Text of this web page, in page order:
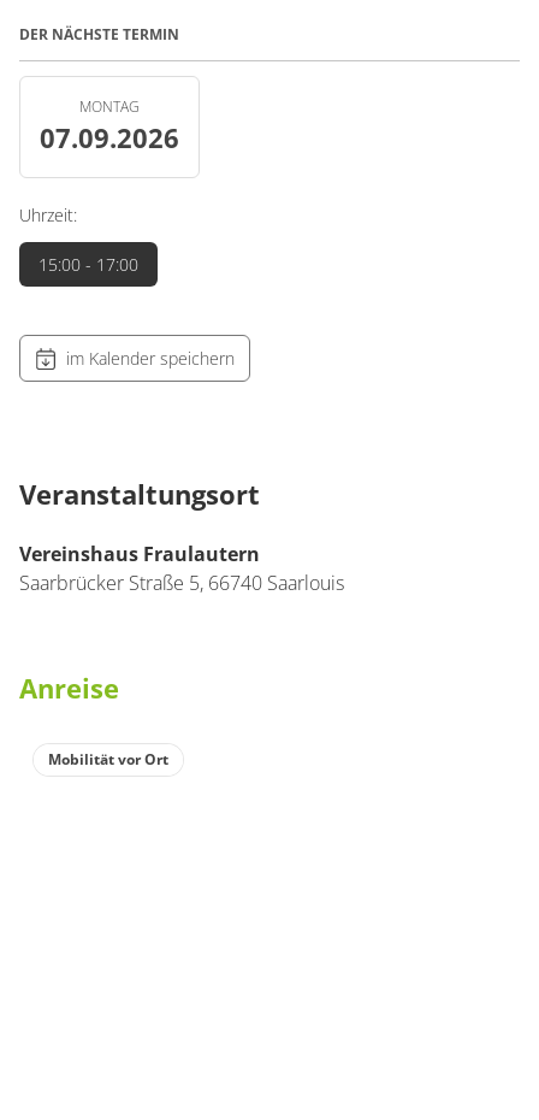
DER NÄCHSTE TERMIN
MONTAG
07.09.2026
Uhrzeit:
15:00 - 17:00
im Kalender speichern
Veranstaltungsort
Vereinshaus Fraulautern
Saarbrücker Straße 5, 66740 Saarlouis
Anreise
Mobilität vor Ort